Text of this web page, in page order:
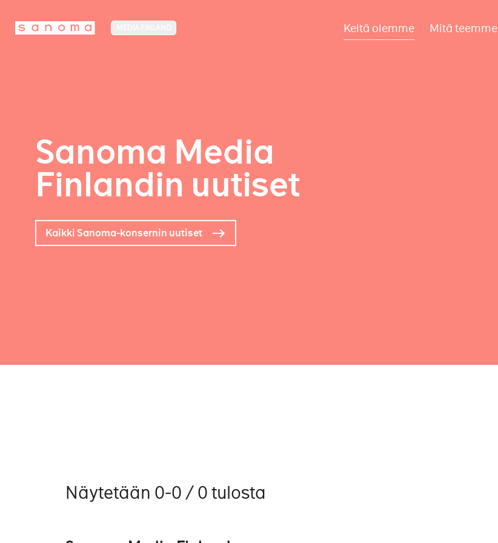
Keitä olemme Mitä teemme
Sanoma Media
Finlandin uutiset
Kaikki Sanoma-konsernin uutiset
Näytetään 0-0 / 0 tulosta